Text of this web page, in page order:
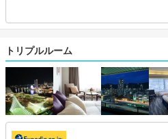
トリプルルーム